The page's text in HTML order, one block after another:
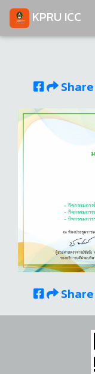
KPRU ICC
Share
Share